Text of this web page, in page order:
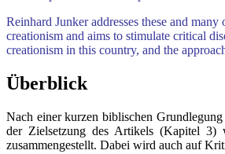
Reinhard Junker addresses these and
creationism and aims to stimulate critical
creationism in this country, and the
Überblick
Nach einer kurzen biblischen
der Zielsetzung des Artikels (Kapitel 3)
zusammengestellt. Dabei wird auch auf